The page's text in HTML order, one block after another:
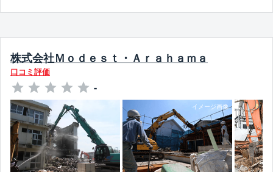
株式会社Ｍｏｄｅｓｔ・Ａｒａｈａｍａ
口コミ評価
-